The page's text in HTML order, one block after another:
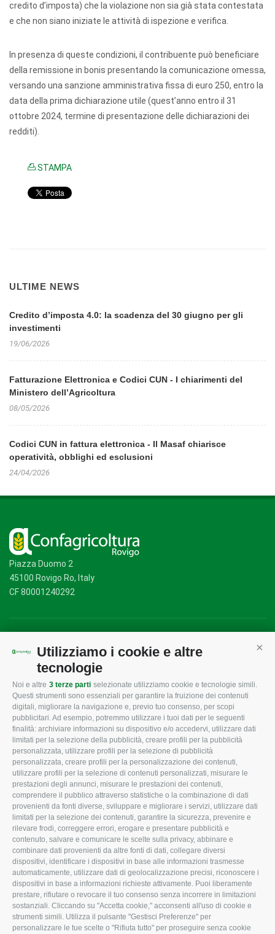
Utilizziamo i cookie e altre
tecnologie
Noi e altre 3 terze parti selezionate utilizziamo cookie e tecnologie simili.
Questi strumenti sono essenziali per garantire la fruizione dei contenuti
digitali, migliorare la navigazione e, previo tuo consenso, per scopi
pubblicitari. Ad esempio, potremmo utilizzare i tuoi dati per le seguenti
finalità: archiviare informazioni su dispositivo e/o accedervi, utilizzare dati
limitati per la selezione della pubblicità, creare profili per la pubblicità
personalizzata, utilizzare profili per la selezione di pubblicità
personalizzata, creare profili per la personalizzazione dei contenuti,
utilizzare profili per la selezione di contenuti personalizzati, misurare le
prestazioni degli annunci, misurare le prestazioni dei contenuti,
comprendere il pubblico attraverso statistiche o la combinazione di dati
provenienti da fonti diverse, sviluppare e migliorare i servizi, utilizzare dati
limitati per la selezione dei contenuti, garantire la sicurezza, prevenire e
rilevare frodi, correggere errori, erogare e presentare pubblicità e
contenuto, salvare e comunicare le scelte sulla privacy, abbinare e
combinare dati provenienti da altre fonti di dati, collegare diversi
dispositivi, identificare i dispositivi in base alle informazioni trasmesse
automaticamente, utilizzare dati di geolocalizzazione precisi, riconoscere i
dispositivi in base a informazioni richieste attivamente. Puoi liberamente
prestare, rifiutare o revocare il tuo consenso senza incorrere in limitazioni
sostanziali. Cliccando su "Accetta cookie," acconsenti all'uso di cookie e
strumenti simili. Utilizza il pulsante "Gestisci Preferenze" per
personalizzare le tue scelte o "Rifiuta tutto" per proseguire senza cookie
credito d’imposta) che la violazione non sia già stata contestata
e che non siano iniziate le attività di ispezione e verifica.
In presenza di queste condizioni, il contribuente può beneficiare
della remissione in bonis presentando la comunicazione omessa,
versando una sanzione amministrativa fissa di euro 250, entro la
data della prima dichiarazione utile (quest’anno entro il 31
ottobre 2024, termine di presentazione delle dichiarazioni dei
redditi).
STAMPA
ULTIME NEWS
Credito d’imposta 4.0: la scadenza del 30 giugno per gli
investimenti
19/06/2026
Fatturazione Elettronica e Codici CUN - I chiarimenti del
Ministero dell’Agricoltura
08/05/2026
Codici CUN in fattura elettronica - Il Masaf chiarisce
operatività, obblighi ed esclusioni
24/04/2026
Piazza Duomo 2
45100 Rovigo Ro, Italy
CF 80001240292
CONFAGRICOLTURA
ROVIGO
L'Associazione
Missione e Progetto
Organigramma aziendale
I Nostri Servizi
Uffici della Sede
provinciale
Le Sedi di Zona
Agricoltori S.r.l.
Whistleblowing
Confagricoltura Rovigo e
Agricoltori srl
CONFAGRICOLTURA
INFORMA
Tecnico
Fiscale
Lavoro
Ambiente
Associazione
CONFAGRICOLTURA
ATTIVA
Notizie in evidenza
Eventi
Comunicati Stampa
Video